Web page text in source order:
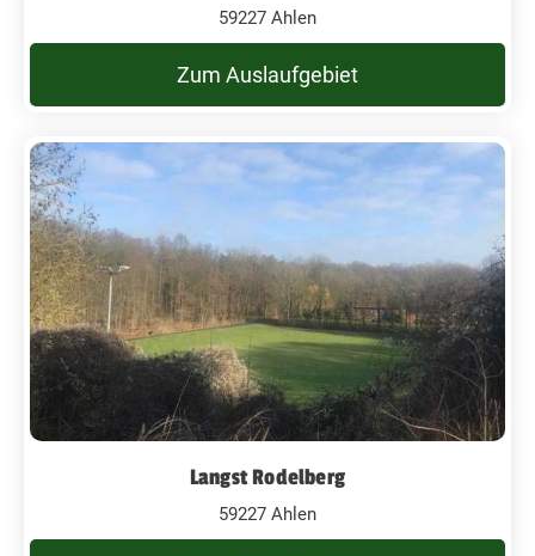
59227 Ahlen
Zum Auslaufgebiet
Langst Rodelberg
59227 Ahlen